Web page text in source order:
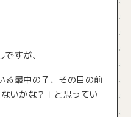
すが、
る最中の子、その目の前
いかな？」と思ってい